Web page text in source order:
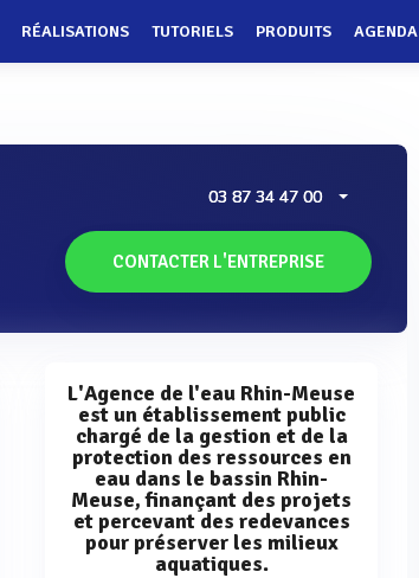
RÉALISATIONS TUTORIELS PRODUITS AGENDA
03 87 34 47 00
CONTACTER L'ENTREPRISE
L'Agence de l'eau Rhin-Meuse
est un établissement public
chargé de la gestion et de la
protection des ressources en
eau dans le bassin Rhin-
Meuse, finançant des projets
et percevant des redevances
pour préserver les milieux
aquatiques.